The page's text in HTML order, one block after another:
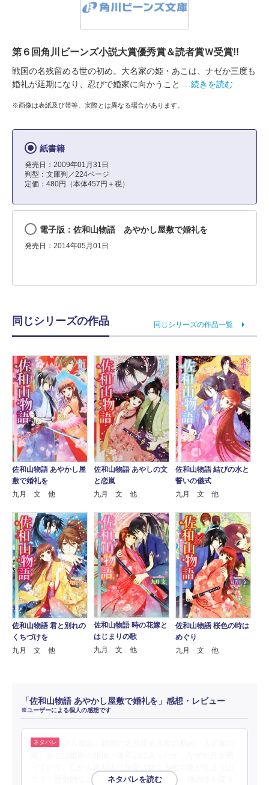
第６回角川ビーンズ小説大賞優秀賞＆読者賞Ｗ受賞!!
戦国の名残留める世の初め。大名家の姫・あこは、ナゼか三度も
婚礼が延期になり、忍びで婚家に向かうこと
…続きを読む
※画像は表紙及び帯等、実際とは異なる場合があります。
紙書籍
発売日：2009年01月31日
判型：文庫判／224ページ
定価：480円（本体457円＋税）
電子版：佐和山物語 あやかし屋敷で婚礼を
発売日：2014年05月01日
同じシリーズの作品 同じシリーズの作品一覧
佐和山物語 あやかし屋
敷で婚礼を
九月 文 他
佐和山物語 あやしの文
と恋嵐
九月 文 他
佐和山物語 結びの水と
誓いの儀式
九月 文 他
佐和山物語 君と別れの
くちづけを
九月 文 他
佐和山物語 時の花嫁と
はじまりの歌
九月 文 他
佐和山物語 桜色の時は
めぐり
九月 文 他
「佐和山物語 あやかし屋敷で婚礼を」感想・レビュー
※ユーザーによる個人の感想です
で？！歴史的なことはよくわかりませんが、物の怪を祓う